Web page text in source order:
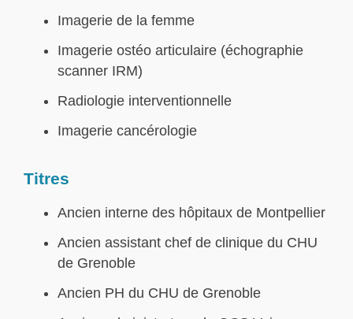
Imagerie de la femme
Imagerie ostéo articulaire (échographie
scanner IRM)
Radiologie interventionnelle
Imagerie cancérologie
Titres
Ancien interne des hôpitaux de Montpellier
Ancien assistant chef de clinique du CHU
de Grenoble
Ancien PH du CHU de Grenoble